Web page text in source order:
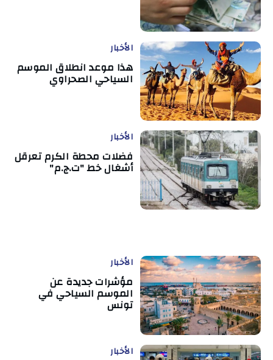
الأخبار
هذا موعد انطلاق الموسم
السياحي الصحراوي
الأخبار
فضلات محطة الكرم تعرقل
أشغال خط "ت.ج.م"
الأخبار
مؤشرات جديدة عن
الموسم السياحي في
تونس
الأخبار